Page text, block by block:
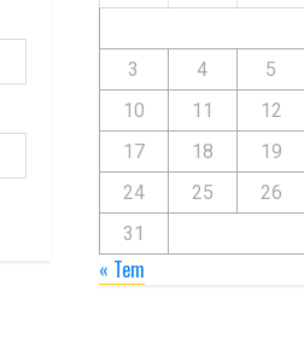
3
4 5
10
11 12
17
18 19
24
25 26
31
« Tem